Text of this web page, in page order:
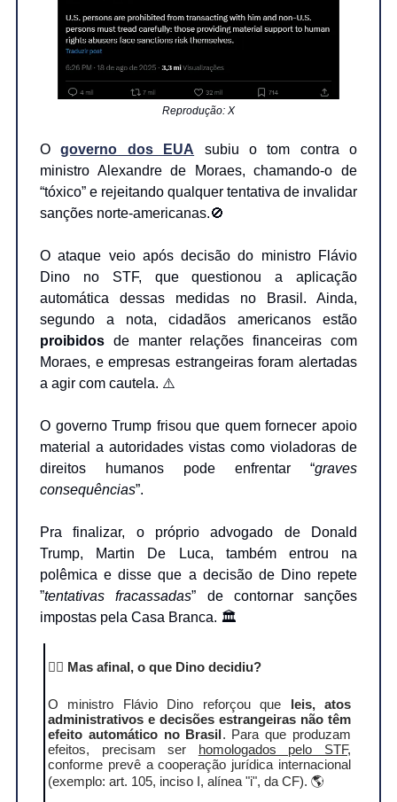
Reprodução: X
Ogoverno dos EUA subiu o tom contra o
ministro Alexandre de Moraes, chamando-o de
“tóxico” e rejeitando qualquer tentativa de invalidar
sanções norte-americanas.🚫
O ataque veio após decisão do ministro Flávio
Dino no STF, que questionou a aplicação
automática dessas medidas no Brasil. Ainda,
segundo a nota, cidadãos americanos estão
proibidos de manter relações financeiras com
Moraes, e empresas estrangeiras foram alertadas
a agir com cautela. ⚠️
O governo Trump frisou que quem fornecer apoio
material a autoridades vistas como violadoras de
direitos humanos pode enfrentar “graves
consequências”.
Pra finalizar, o próprio advogado de Donald
Trump, Martin De Luca, também entrou na
polêmica e disse que a decisão de Dino repete
”tentativas fracassadas” de contornar sanções
impostas pela Casa Branca. 🏛️
🕵️‍♂️ Mas afinal, o que Dino decidiu?
O ministro Flávio Dino reforçou que leis, atos
administrativos e decisões estrangeiras não têm
efeito automático no Brasil. Para que produzam
efeitos, precisam ser homologados pelo STF,
conforme prevê a cooperação jurídica internacional
(exemplo: art. 105, inciso I, alínea "i", da CF). 🌎